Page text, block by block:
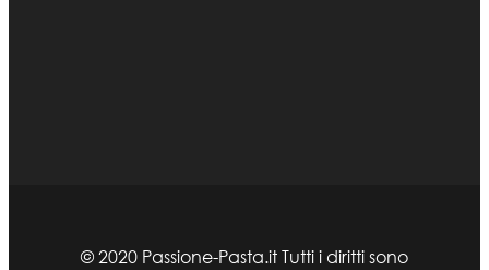
© 2020 Passione-Pasta.it Tutti i diritti sono